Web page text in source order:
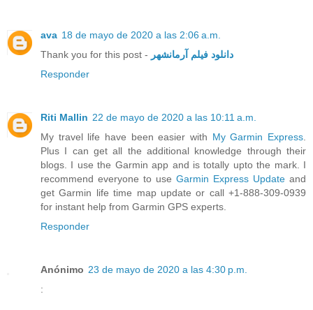
ava 18 de mayo de 2020 a las 2:06 a.m.
Thank you for this post - دانلود فیلم آرمانشهر
Responder
Riti Mallin 22 de mayo de 2020 a las 10:11 a.m.
My travel life have been easier with My Garmin Express
Plus I can get all the additional knowledge through their
blogs. I use the Garmin app and is totally upto the mark. I
recommend everyone to use Garmin Express Update and
get Garmin life time map update or call +1-888-309-0939
for instant help from Garmin GPS experts.
Responder
Anónimo 23 de mayo de 2020 a las 4:30 p.m.
: